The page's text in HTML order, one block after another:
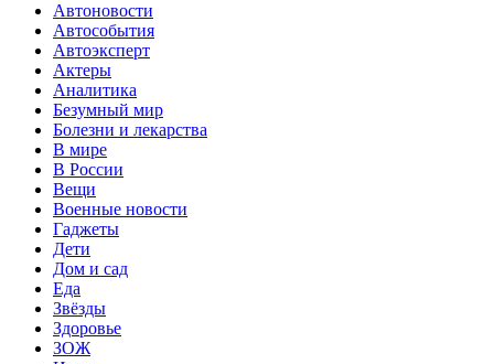
Автоновости
Автособытия
Автоэксперт
Актеры
Аналитика
Безумный мир
Болезни и лекарства
В мире
В России
Вещи
Военные новости
Гаджеты
Дети
Дом и сад
Еда
Звёзды
Здоровье
ЗОЖ